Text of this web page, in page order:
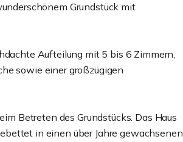
Grundstück mit
Aufteilung mit 5 bis 6 Zimmern,
sowie einer großzügigen
Betreten des Grundstücks. Das Haus
in einen über Jahre gewachsenen